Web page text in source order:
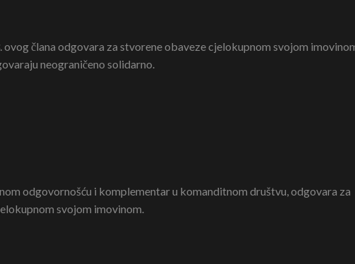
člana odgovara za stvorene obaveze cjelokupnom svojom
neograničeno solidarno.
odgovornošću i komplementar u komanditnom društvu, odgovara za
svojom imovinom.